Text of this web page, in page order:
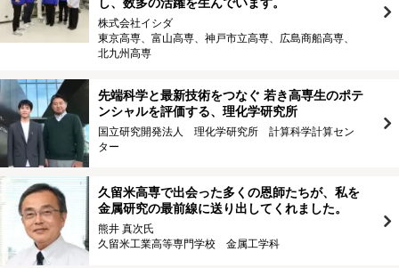
株式会社イシダ
東京高専、富山高専、神戸市立高専、広島商船高専、
北九州高専
先端科学と最新技術をつなぐ 若き高専生のポテ
ンシャルを評価する、理化学研究所
国立研究開発法人 理化学研究所 計算科学計算セン
ター
久留米高専で出会った多くの恩師たちが、私を
金属研究の最前線に送り出してくれました。
熊井 真次氏
久留米工業高等専門学校 金属工学科